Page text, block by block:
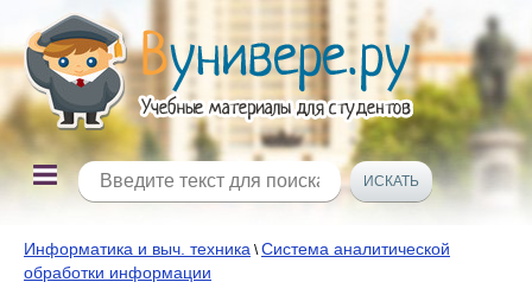
Информатика и выч. техника \Система аналитической
обработки информации